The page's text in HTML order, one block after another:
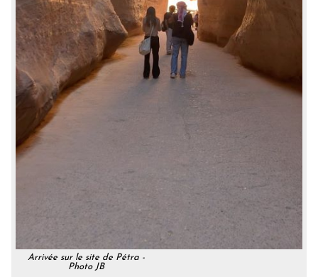
Arrivée sur le site de Pétra -
Photo JB